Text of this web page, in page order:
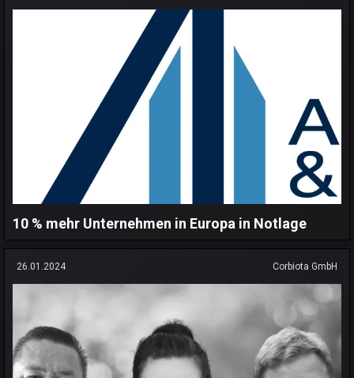
10 % mehr Unternehmen in Europa in Notlage
26.01.2024 Corbiota GmbH